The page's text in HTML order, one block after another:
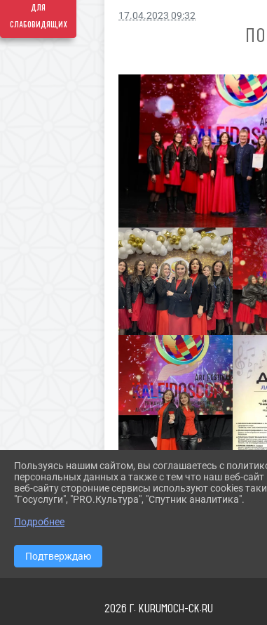
для
слабовидящих
17.04.2023 09:32
2026 Г. KURUMOCH-CK.RU
Пользуясь нашим сайтом, вы соглашаетесь с
персональных данных а также с тем что наш веб-
веб-сайту сторонние сервисы используют cookies
"Госуслуги", "PRO.Культура", "Спутник аналитика".
Подробнее
Подтверждаю